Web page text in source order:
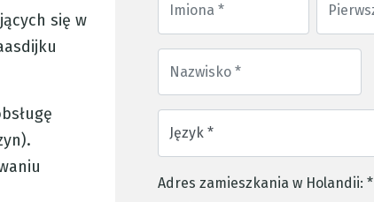
się w
Adres zamieszkania w Holandii: *